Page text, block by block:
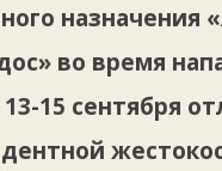
назначения
во время
15 сентября